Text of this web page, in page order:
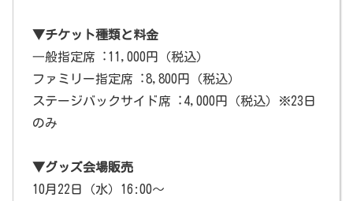
▼チケット種類と料金
⼀般指定席︓11,000円（税込）
ファミリー指定席︓8,800円（税込）
ステージバックサイド席︓4,000円（税込）※23日
のみ
▼グッズ会場販売
10月22日（水）16:00〜